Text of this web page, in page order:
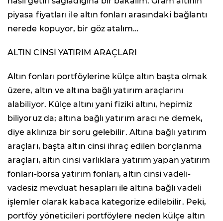
piyasa fiyatları ile altın fonları arasındaki bağlantı
nerede kopuyor, bir göz atalım…
ALTIN CİNSİ YATIRIM ARAÇLARI
Altın fonları portföylerine külçe altın başta olmak
üzere, altın ve altına bağlı yatırım araçlarını
alabiliyor. Külçe altını yani fiziki altını, hepimiz
biliyoruz da; altına bağlı yatırım aracı ne demek,
diye aklınıza bir soru gelebilir. Altına bağlı yatırım
araçları, başta altın cinsi ihraç edilen borçlanma
araçları, altın cinsi varlıklara yatırım yapan yatırım
fonları-borsa yatırım fonları, altın cinsi vadeli-
vadesiz mevduat hesapları ile altına bağlı vadeli
işlemler olarak kabaca kategorize edilebilir. Peki,
portföy yöneticileri portföylere neden külçe altın